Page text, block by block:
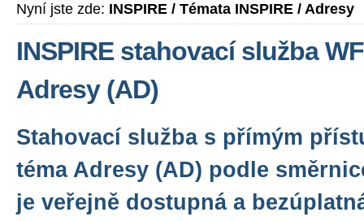
Nyní jste zde: INSPIRE / Témata INSPIRE / Adresy
INSPIRE stahovací služba
Adresy (AD)
Stahovací služba s přímým
téma Adresy (AD) podle
je veřejně dostupná a